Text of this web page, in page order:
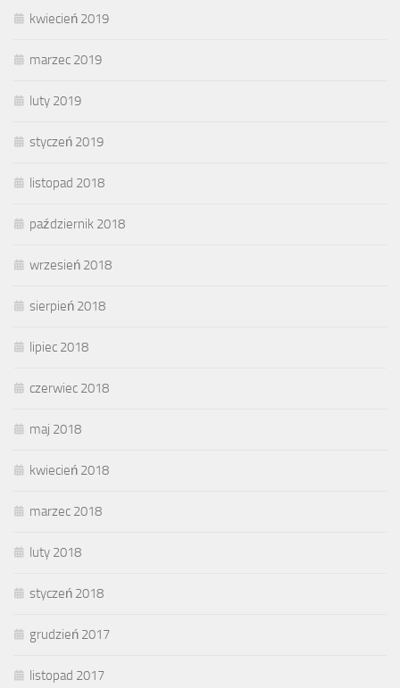
kwiecień 2019
marzec 2019
luty 2019
styczeń 2019
listopad 2018
październik 2018
wrzesień 2018
sierpień 2018
lipiec 2018
czerwiec 2018
maj 2018
kwiecień 2018
marzec 2018
luty 2018
styczeń 2018
grudzień 2017
listopad 2017